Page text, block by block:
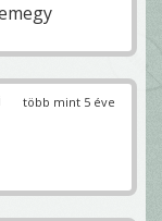
több mint 5 éve